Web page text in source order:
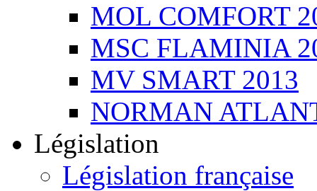
MOL COMFORT
MSC FLAMINIA
MV SMART 2013
NORMAN
Législation
Législation française